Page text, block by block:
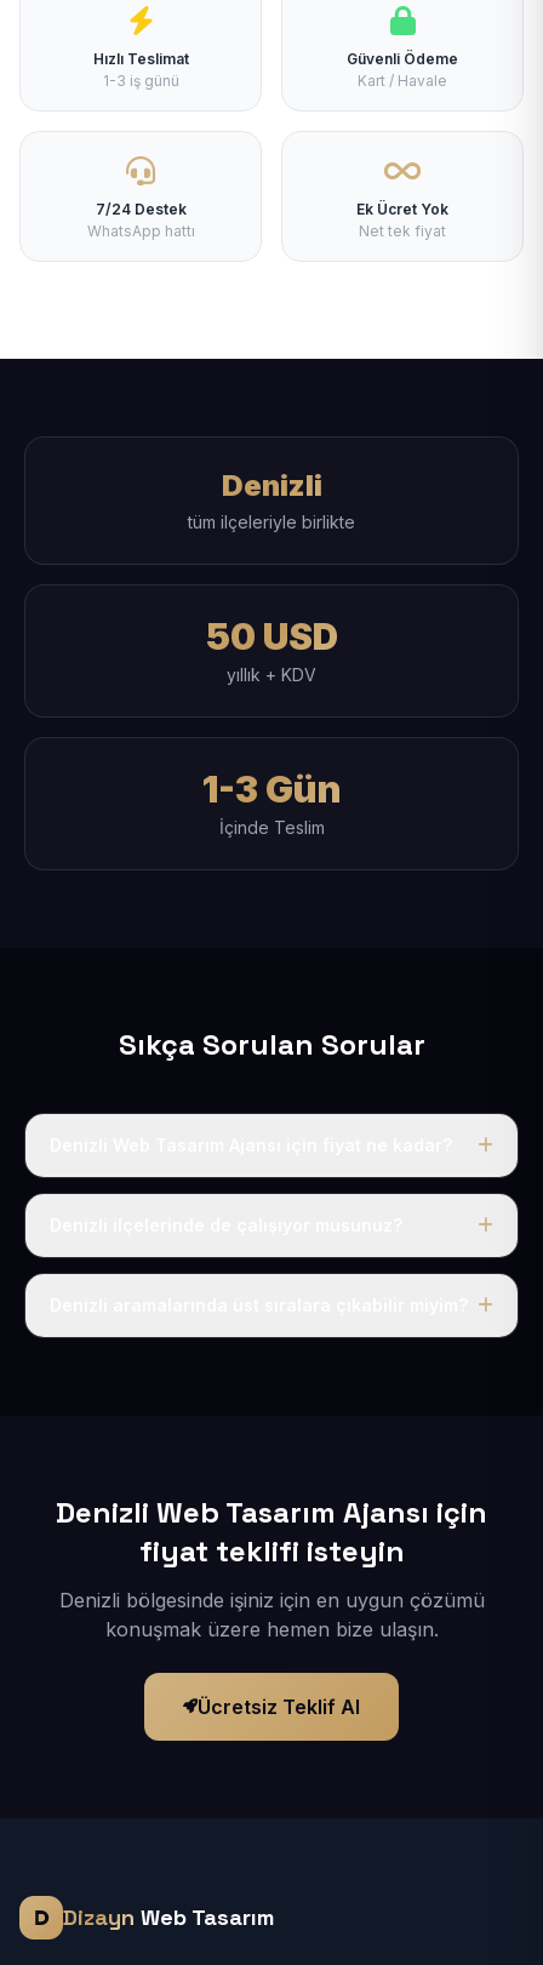
Hızlı Teslimat
1-3 iş günü
Güvenli Ödeme
Kart / Havale
7/24 Destek
WhatsApp hattı
Ek Ücret Yok
Net tek fiyat
Denizli
tüm ilçeleriyle birlikte
50 USD
yıllık + KDV
1-3 Gün
İçinde Teslim
Sıkça Sorulan Sorular
Denizli dahil Türkiye’nin her yerinde geçerli yıllık tek
Elbette; Denizli iline bağlı bütün ilçelere uzaktan ve
Denizli Web Tasarım Ajansı için
fiyat teklifi isteyin
Denizli bölgesinde işiniz için en uygun çözümü
konuşmak üzere hemen bize ulaşın.
Ücretsiz Teklif Al
Dizayn Web Tasarım